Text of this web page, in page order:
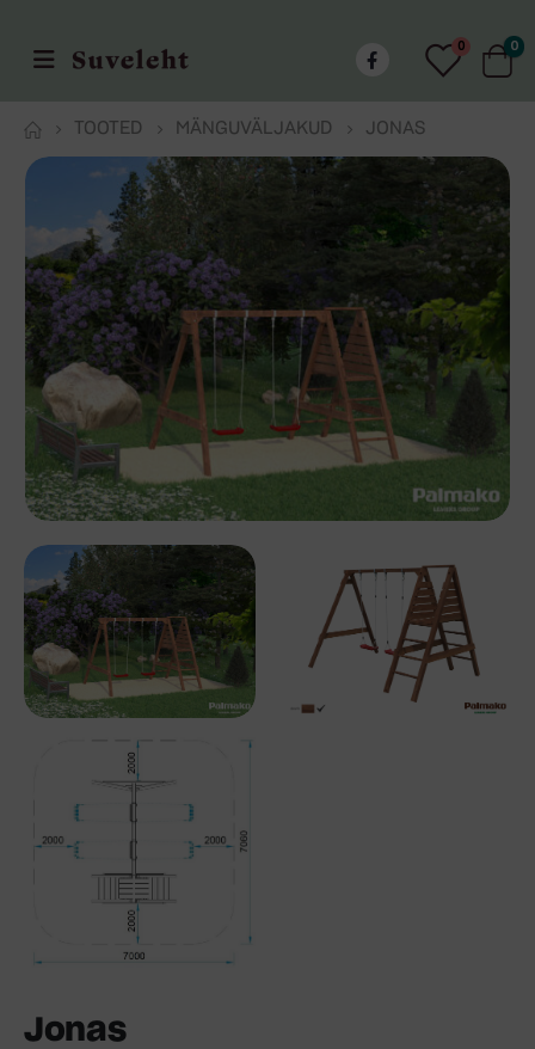
0 0
TOOTED MÄNGUVÄLJAKUD JONAS
Jonas